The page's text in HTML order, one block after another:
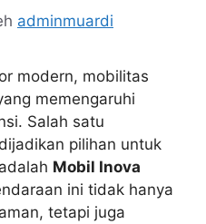
adminmuardi
modern, mobilitas
memengaruhi
Salah satu
pilihan untuk
Mobil Inova
ini tidak hanya
tetapi juga